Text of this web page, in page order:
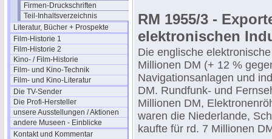
Firmen-Druckschriften
Teil-Inhaltsverzeichnis
Literatur, Bücher + Prospekte
Film-Historie 1
Film-Historie 2
Kino- / Film-Historie
Film- und Kino-Technik
Film- und Kino-Literatur
Die TV-Sender
Die Profi-Hersteller
unsere Ausstellungen / Aktionen
andere Museen - Einblicke
Kontakt und Kommentar
RM 1955/3 -
elektronischen
Die englische
Millionen DM (+ 12 %
Navigationsanlagen und
DM. Rundfunk- und
Millionen DM,
waren die Niederlande,
kaufte für rd. 7 Millionen